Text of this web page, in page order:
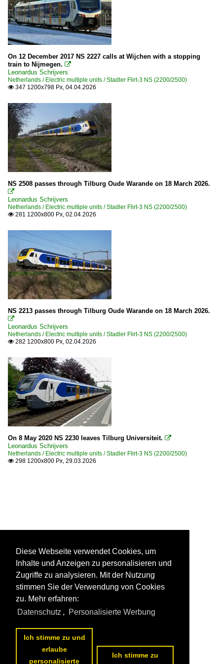
On 12 December 2017 NS 2227 calls at Wijchen with a stopping
train to Nijmegen. 
Leonardus Schrijvers
Netherlands / Electric multiple units / Stadler Flirt-3 NS (2200/2500)
 347 1200x798 Px, 04.04.2026
NS 2508 passes through Tilburg Oude Warande on 18 March 2026.

Leonardus Schrijvers
Netherlands / Electric multiple units / Stadler Flirt-3 NS (2200/2500)
 281 1200x800 Px, 02.04.2026
NS 2213 passes through Tilburg Oude Warande on 18 March 2026.

Leonardus Schrijvers
Netherlands / Electric multiple units / Stadler Flirt-3 NS (2200/2500)
 282 1200x800 Px, 02.04.2026
On 8 May 2020 NS 2230 leaves Tilburg Universiteit. 
Leonardus Schrijvers
Netherlands / Electric multiple units / Stadler Flirt-3 NS (2200/2500)
 298 1200x800 Px, 29.03.2026
Diese Webseite verwendet Cookies, um
Inhalte und Anzeigen zu personalisieren und
Zugriffe zu analysieren. Mit der Nutzung
stimmen Sie der Verwendung von Cookies
zu. Mehr erfahren:
Datenschutz , Personalisierte Werbung
Ich stimme zu und
erlaube
personalisierte
Ich stimme zu